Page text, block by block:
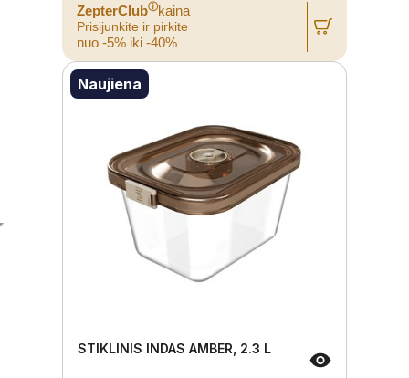
ZepterClubⓘkaina
Prisijunkite ir pirkite
nuo -5% iki -40%
Naujiena
STIKLINIS INDAS AMBER, 2.3 L